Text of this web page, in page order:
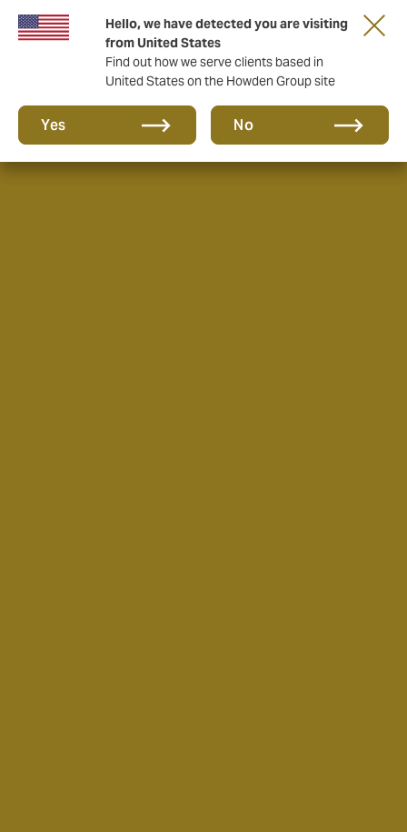
Hello, we have detected you are visiting
from United States
Find out how we serve clients based in
United States on the Howden Group site
Yes No